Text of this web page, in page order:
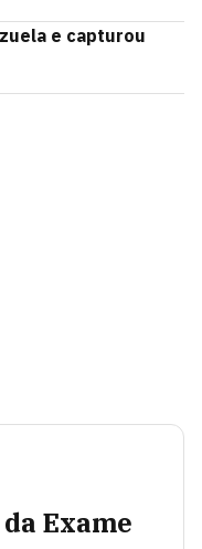
e capturou
Exame